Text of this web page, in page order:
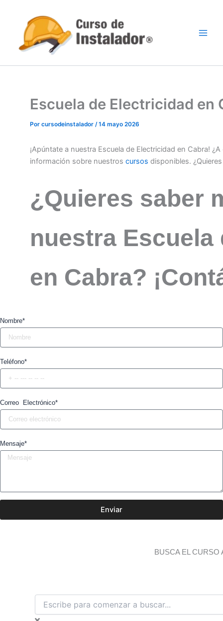
contenido
Escuela de Electricidad en
Por cursodeinstalador /14 mayo 2026
¡Apúntate a nuestra Escuela de Electricidad en Cabra!
información sobre nuestros cursos disponibles.
¿Quieres saber
nuestra
en Cabra?
Nombre*
Teléfono*
Correo Electrónico*
Mensaje*
Enviar
BUSCA EL CURSO
B
s